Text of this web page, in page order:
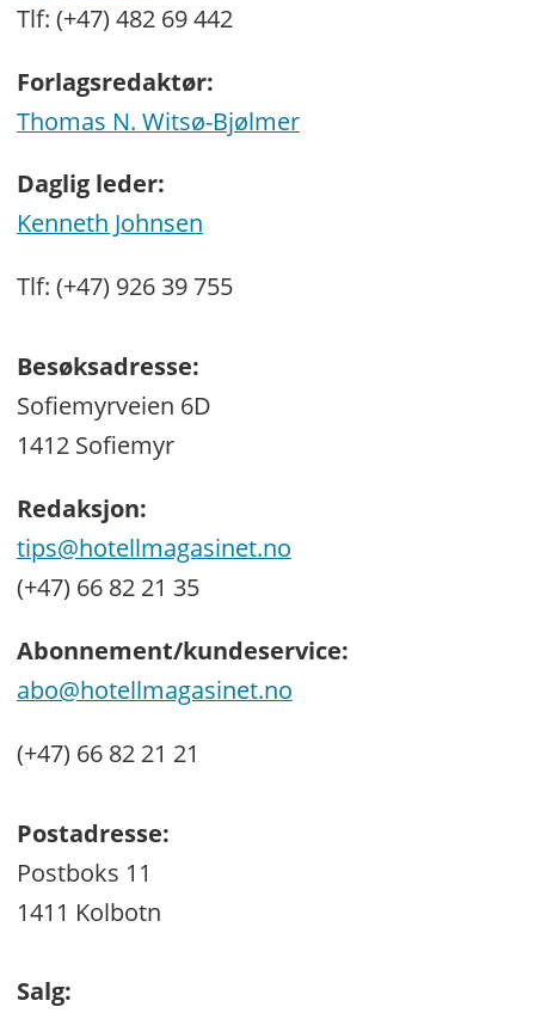
Tlf: (+47) 482 69 442
Forlagsredaktør:
Thomas N. Witsø-Bjølmer
Daglig leder:
Kenneth Johnsen
Tlf: (+47) 926 39 755
Besøksadresse:
Sofiemyrveien 6D
1412 Sofiemyr
Redaksjon:
tips@hotellmagasinet.no
(+47) 66 82 21 35
Abonnement/kundeservice:
abo@hotellmagasinet.no
(+47) 66 82 21 21
Postadresse:
Postboks 11
1411 Kolbotn
Salg: